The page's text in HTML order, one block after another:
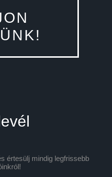
értesülj mindig legfrissebb